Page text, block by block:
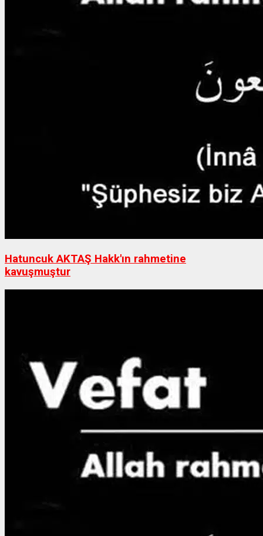
Hatuncuk AKTAŞ Hakk'ın rahmetine
kavuşmuştur